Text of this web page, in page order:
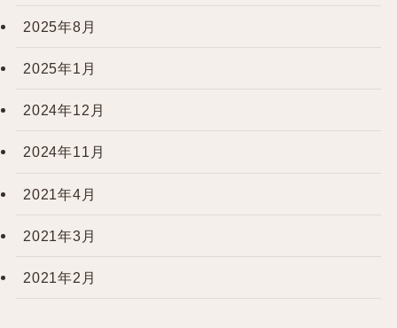
2025年8月
2025年1月
2024年12月
2024年11月
2021年4月
2021年3月
2021年2月